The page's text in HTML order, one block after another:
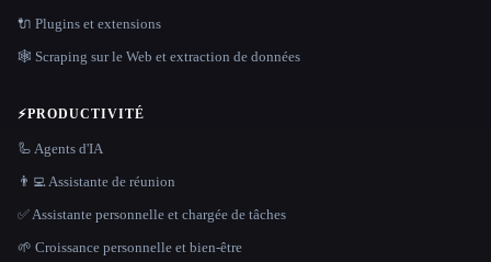
🔌 Plugins et extensions
🕸️ Scraping sur le Web et extraction de données
⚡PRODUCTIVITÉ
🦾 Agents d'IA
👨‍💻 Assistante de réunion
✅ Assistante personnelle et chargée de tâches
🌱 Croissance personnelle et bien-être